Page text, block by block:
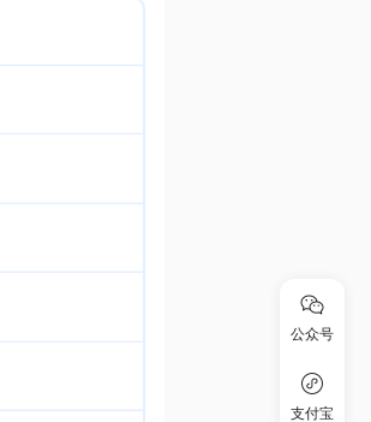
公众号
支付宝